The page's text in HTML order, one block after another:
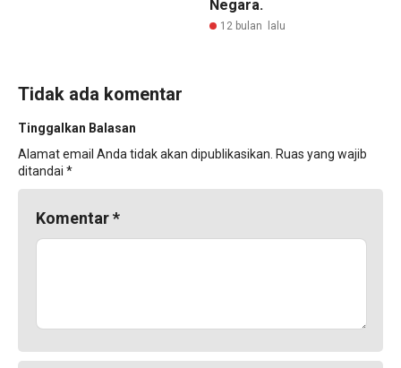
Negara.
12 bulan lalu
Tidak ada komentar
Tinggalkan Balasan
Alamat email Anda tidak akan dipublikasikan. Ruas yang wajib
ditandai *
Komentar*